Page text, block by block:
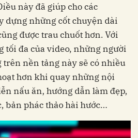
này đã giúp cho các
dựng những cốt chuyện dài
được trau chuốt hơn. Với
tối đa của video, những người
trên nền tảng này sẽ có nhiều
hơn khi quay những nội
nấu ăn, hướng dẫn làm đẹp,
bản phác thảo hài hước...